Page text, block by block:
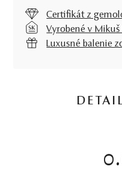
Certifikát z
Vyrobené v
Luxusné balenie